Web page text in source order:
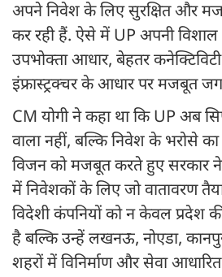
अपने निवेश के लिए सुरक्षित और
कर रही हैं. ऐसे में UP अपनी
उपभोक्ता आधार, बेहतर
इंफ्रास्ट्रक्चर के आधार पर मजबूत
CM योगी ने कहा था कि UP अब
वाला नहीं, बल्कि निवेश के भरोसे
विजन को मजबूत करते हुए सरकार
में निवेशकों के लिए जो वातावरण
विदेशी कंपनियों को न केवल प्रदेश
है बल्कि उन्हें लखनऊ, नोएडा,
शहरों में विनिर्माण और सेवा